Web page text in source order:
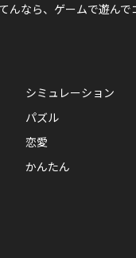
んなら、ゲームで遊んで
シミュレーション
パズル
恋愛
かんたん